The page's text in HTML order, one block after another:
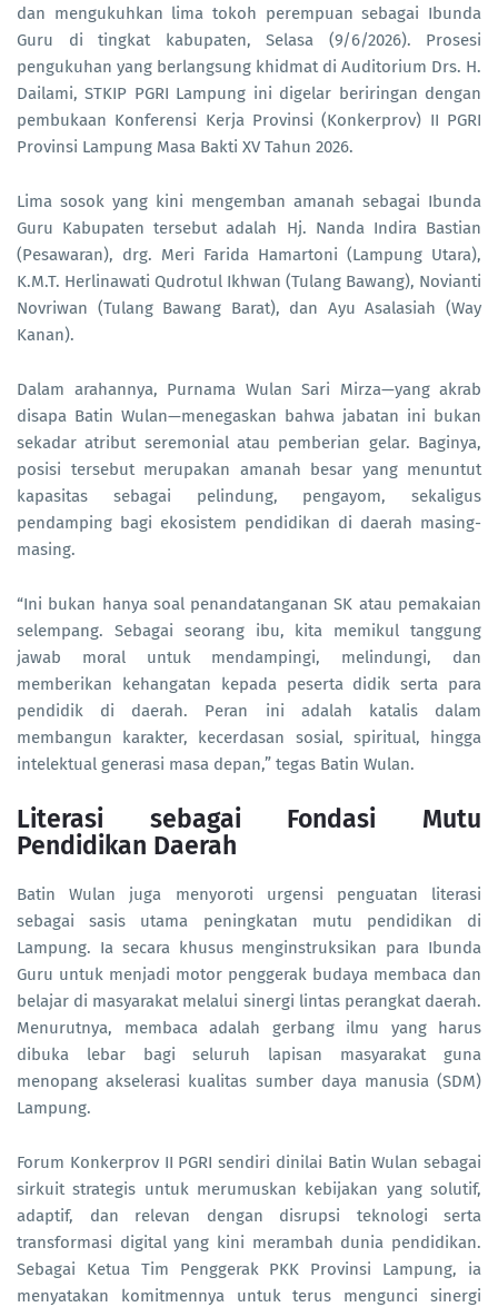
dan mengukuhkan lima tokoh perempuan sebagai Ibunda
Guru di tingkat kabupaten, Selasa (9/6/2026). Prosesi
pengukuhan yang berlangsung khidmat di Auditorium Drs. H.
Dailami, STKIP PGRI Lampung ini digelar beriringan dengan
pembukaan Konferensi Kerja Provinsi (Konkerprov) II PGRI
Provinsi Lampung Masa Bakti XV Tahun 2026.
Lima sosok yang kini mengemban amanah sebagai Ibunda
Guru Kabupaten tersebut adalah Hj. Nanda Indira Bastian
(Pesawaran), drg. Meri Farida Hamartoni (Lampung Utara),
K.M.T. Herlinawati Qudrotul Ikhwan (Tulang Bawang), Novianti
Novriwan (Tulang Bawang Barat), dan Ayu Asalasiah (Way
Kanan).
Dalam arahannya, Purnama Wulan Sari Mirza—yang akrab
disapa Batin Wulan—menegaskan bahwa jabatan ini bukan
sekadar atribut seremonial atau pemberian gelar. Baginya,
posisi tersebut merupakan amanah besar yang menuntut
kapasitas sebagai pelindung, pengayom, sekaligus
pendamping bagi ekosistem pendidikan di daerah masing-
masing.
“Ini bukan hanya soal penandatanganan SK atau pemakaian
selempang. Sebagai seorang ibu, kita memikul tanggung
jawab moral untuk mendampingi, melindungi, dan
memberikan kehangatan kepada peserta didik serta para
pendidik di daerah. Peran ini adalah katalis dalam
membangun karakter, kecerdasan sosial, spiritual, hingga
intelektual generasi masa depan,” tegas Batin Wulan.
Literasi sebagai Fondasi Mutu
Pendidikan Daerah
Batin Wulan juga menyoroti urgensi penguatan literasi
sebagai sasis utama peningkatan mutu pendidikan di
Lampung. Ia secara khusus menginstruksikan para Ibunda
Guru untuk menjadi motor penggerak budaya membaca dan
belajar di masyarakat melalui sinergi lintas perangkat daerah.
Menurutnya, membaca adalah gerbang ilmu yang harus
dibuka lebar bagi seluruh lapisan masyarakat guna
menopang akselerasi kualitas sumber daya manusia (SDM)
Lampung.
Forum Konkerprov II PGRI sendiri dinilai Batin Wulan sebagai
sirkuit strategis untuk merumuskan kebijakan yang solutif,
adaptif, dan relevan dengan disrupsi teknologi serta
transformasi digital yang kini merambah dunia pendidikan.
Sebagai Ketua Tim Penggerak PKK Provinsi Lampung, ia
menyatakan komitmennya untuk terus mengunci sinergi